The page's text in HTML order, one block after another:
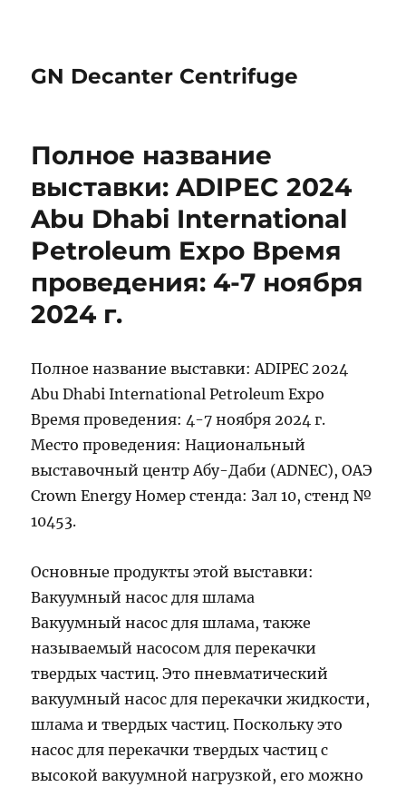
GN Decanter Centrifuge
Полное название
выставки: ADIPEC 2024
Abu Dhabi International
Petroleum Expo Время
проведения: 4-7 ноября
2024 г.
Полное название выставки: ADIPEC 2024
Abu Dhabi International Petroleum Expo
Время проведения: 4-7 ноября 2024 г.
Место проведения: Национальный
выставочный центр Абу-Даби (ADNEC), ОАЭ
Crown Energy Номер стенда: Зал 10, стенд №
10453.
Основные продукты этой выставки:
Вакуумный насос для шлама
Вакуумный насос для шлама, также
называемый насосом для перекачки
твердых частиц. Это пневматический
вакуумный насос для перекачки жидкости,
шлама и твердых частиц. Поскольку это
насос для перекачки твердых частиц с
высокой вакуумной нагрузкой, его можно